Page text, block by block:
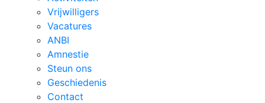
Vrijwilligers
Vacatures
ANBI
Amnestie
Steun ons
Geschiedenis
Contact